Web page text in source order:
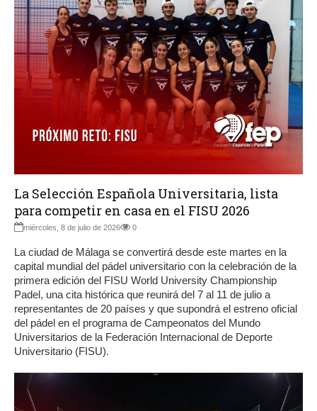
La Selección Española Universitaria, lista
para competir en casa en el FISU 2026
miércoles, 8 de julio de 2026 0
La ciudad de Málaga se convertirá desde este martes en la
capital mundial del pádel universitario con la celebración de la
primera edición del FISU World University Championship
Padel, una cita histórica que reunirá del 7 al 11 de julio a
representantes de 20 países y que supondrá el estreno oficial
del pádel en el programa de Campeonatos del Mundo
Universitarios de la Federación Internacional de Deporte
Universitario (FISU).